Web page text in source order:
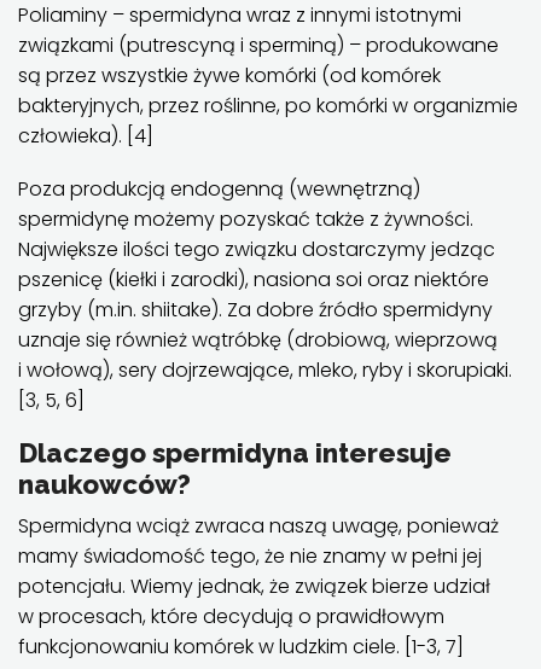
Poliaminy – spermidyna wraz z innymi istotnymi
związkami (putrescyną i sperminą) – produkowane
są przez wszystkie żywe komórki (od komórek
bakteryjnych, przez roślinne, po komórki w organizmie
człowieka). [4]
Poza produkcją endogenną (wewnętrzną)
spermidynę możemy pozyskać także z żywności.
Największe ilości tego związku dostarczymy jedząc
pszenicę (kiełki i zarodki), nasiona soi oraz niektóre
grzyby (m.in. shiitake). Za dobre źródło spermidyny
uznaje się również wątróbkę (drobiową, wieprzową
i wołową), sery dojrzewające, mleko, ryby i skorupiaki.
[3, 5, 6]
Dlaczego spermidyna interesuje
naukowców?
Spermidyna wciąż zwraca naszą uwagę, ponieważ
mamy świadomość tego, że nie znamy w pełni jej
potencjału. Wiemy jednak, że związek bierze udział
w procesach, które decydują o prawidłowym
funkcjonowaniu komórek w ludzkim ciele. [1-3, 7]